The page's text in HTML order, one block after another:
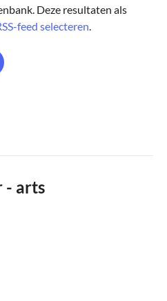
Deze resultaten als
feed selecteren.
- arts